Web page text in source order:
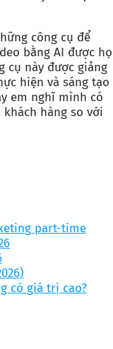
công cụ để
bằng AI được
cụ này được giảng
hiện và sáng tạo
em nghĩ mình có
hàng so với
part-time
có giá trị cao?